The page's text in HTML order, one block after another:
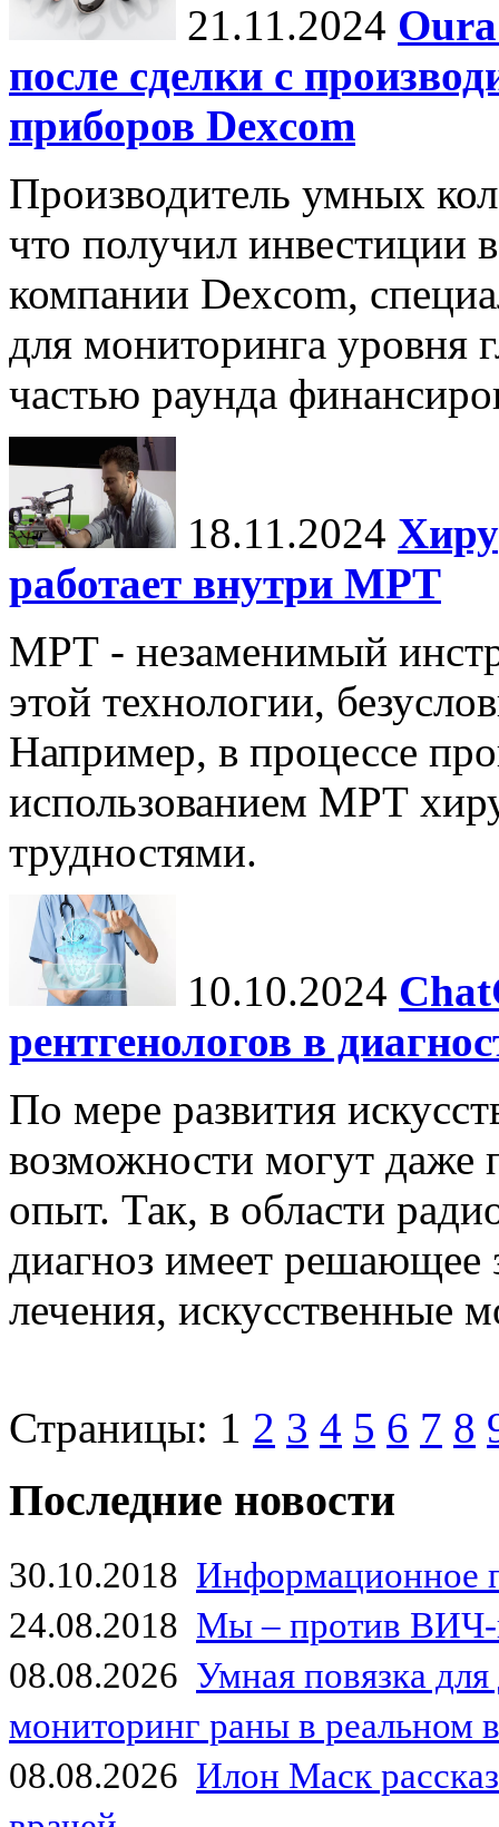
21.11.2024
после сделки с
приборов Dexcom
Производитель умных
что получил инвестиции
компании Dexcom,
для мониторинга уровня
частью раунда
18.11.2024
работает внутри МРТ
МРТ - незаменимый
этой технологии,
Например, в процессе
использованием МРТ
трудностями.
10.10.2024
рентгенологов в
По мере развития
возможности могут даже
опыт. Так, в области
диагноз имеет решающее
лечения, искусственные
Страницы: 1 2 3 4 5 6 7 8
Последние новости
30.10.2018 Информационное
24.08.2018 Мы – против
08.08.2026 Умная повязка
мониторинг раны в реальном
08.08.2026 Илон Маск